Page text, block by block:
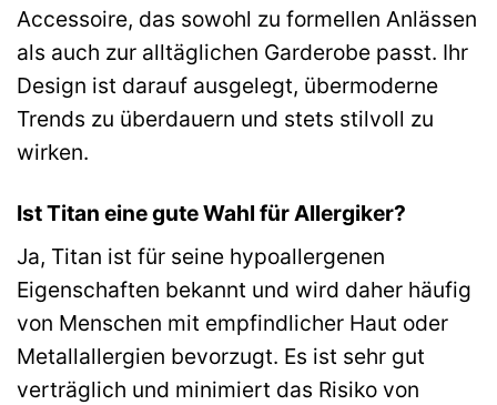
Accessoire, das sowohl zu formellen Anlässen
als auch zur alltäglichen Garderobe passt. Ihr
Design ist darauf ausgelegt, übermoderne
Trends zu überdauern und stets stilvoll zu
wirken.
Ist Titan eine gute Wahl für Allergiker?
Ja, Titan ist für seine hypoallergenen
Eigenschaften bekannt und wird daher häufig
von Menschen mit empfindlicher Haut oder
Metallallergien bevorzugt. Es ist sehr gut
verträglich und minimiert das Risiko von